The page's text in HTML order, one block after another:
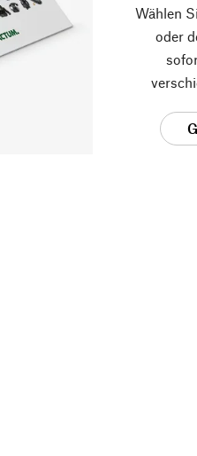
Wählen
oder